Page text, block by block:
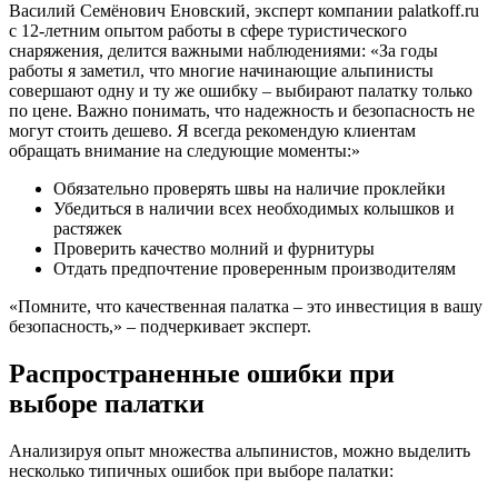
Василий Семёнович Еновский, эксперт компании palatkoff.ru
с 12-летним опытом работы в сфере туристического
снаряжения, делится важными наблюдениями: «За годы
работы я заметил, что многие начинающие альпинисты
совершают одну и ту же ошибку – выбирают палатку только
по цене. Важно понимать, что надежность и безопасность не
могут стоить дешево. Я всегда рекомендую клиентам
обращать внимание на следующие моменты:»
Обязательно проверять швы на наличие проклейки
Убедиться в наличии всех необходимых колышков и
растяжек
Проверить качество молний и фурнитуры
Отдать предпочтение проверенным производителям
«Помните, что качественная палатка – это инвестиция в вашу
безопасность,» – подчеркивает эксперт.
Распространенные ошибки при
выборе палатки
Анализируя опыт множества альпинистов, можно выделить
несколько типичных ошибок при выборе палатки: